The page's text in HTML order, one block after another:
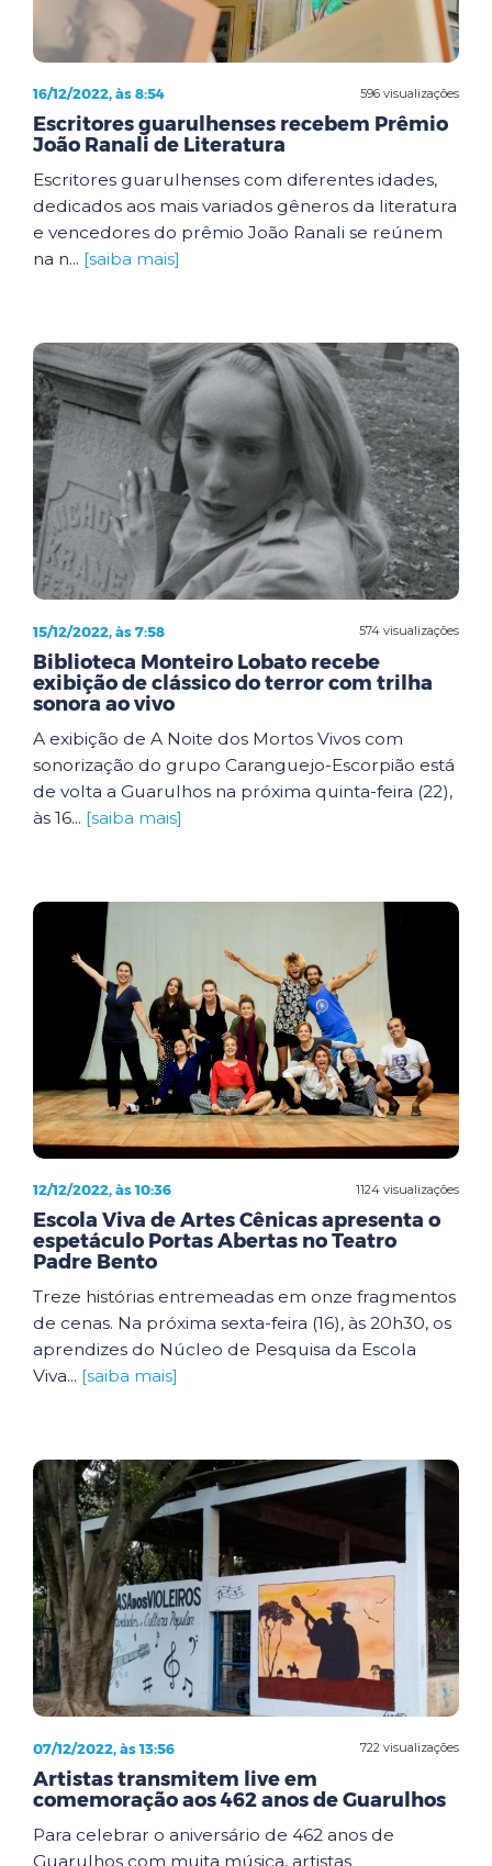
596 visualizações
16/12/2022, às 8:54
Escritores guarulhenses recebem Prêmio
João Ranali de Literatura
Escritores guarulhenses com diferentes idades,
dedicados aos mais variados gêneros da literatura
e vencedores do prêmio João Ranali se reúnem
na n... [saiba mais]
574 visualizações
15/12/2022, às 7:58
Biblioteca Monteiro Lobato recebe
exibição de clássico do terror com trilha
sonora ao vivo
A exibição de A Noite dos Mortos Vivos com
sonorização do grupo Caranguejo-Escorpião está
de volta a Guarulhos na próxima quinta-feira (22),
às 16... [saiba mais]
1124 visualizações
12/12/2022, às 10:36
Escola Viva de Artes Cênicas apresenta o
espetáculo Portas Abertas no Teatro
Padre Bento
Treze histórias entremeadas em onze fragmentos
de cenas. Na próxima sexta-feira (16), às 20h30, os
aprendizes do Núcleo de Pesquisa da Escola
Viva... [saiba mais]
722 visualizações
07/12/2022, às 13:56
Artistas transmitem live em
comemoração aos 462 anos de Guarulhos
Para celebrar o aniversário de 462 anos de
Guarulhos com muita música, artistas